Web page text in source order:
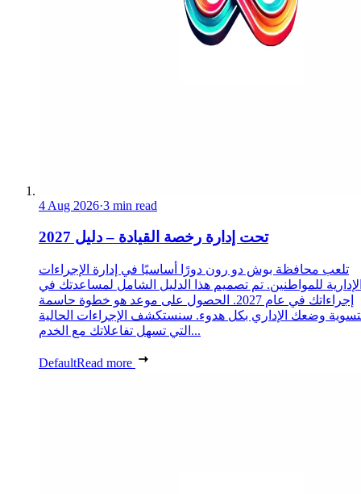
4 Aug 2026·3 min read
تحت إدارة رخصة القيادة – دليل 2027
تلعب محافظة بوش دو رون دورًا أساسيًا في إدارة الإجراءات
للمواطنين. تم تصميم هذا الدليل الشامل لمساعدتك في
إجراءاتك في عام 2027. الحصول على موعد هو خطوة حاسمة
وضعك الإداري بكل هدوء. سنستكشف الإجراءات الحالية
التي تسهل تفاعلاتك مع الخدم...
DefaultRead more